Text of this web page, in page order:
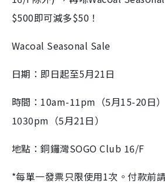
$500即可減多$50！
Wacoal Seasonal Sale
日期：即日起至5月21日
時間：10am-11pm（5月15-20日
1030pm（5月21日）
地點：銅鑼灣SOGO Club 16/F
*每單一發票只限使用1次。付款前